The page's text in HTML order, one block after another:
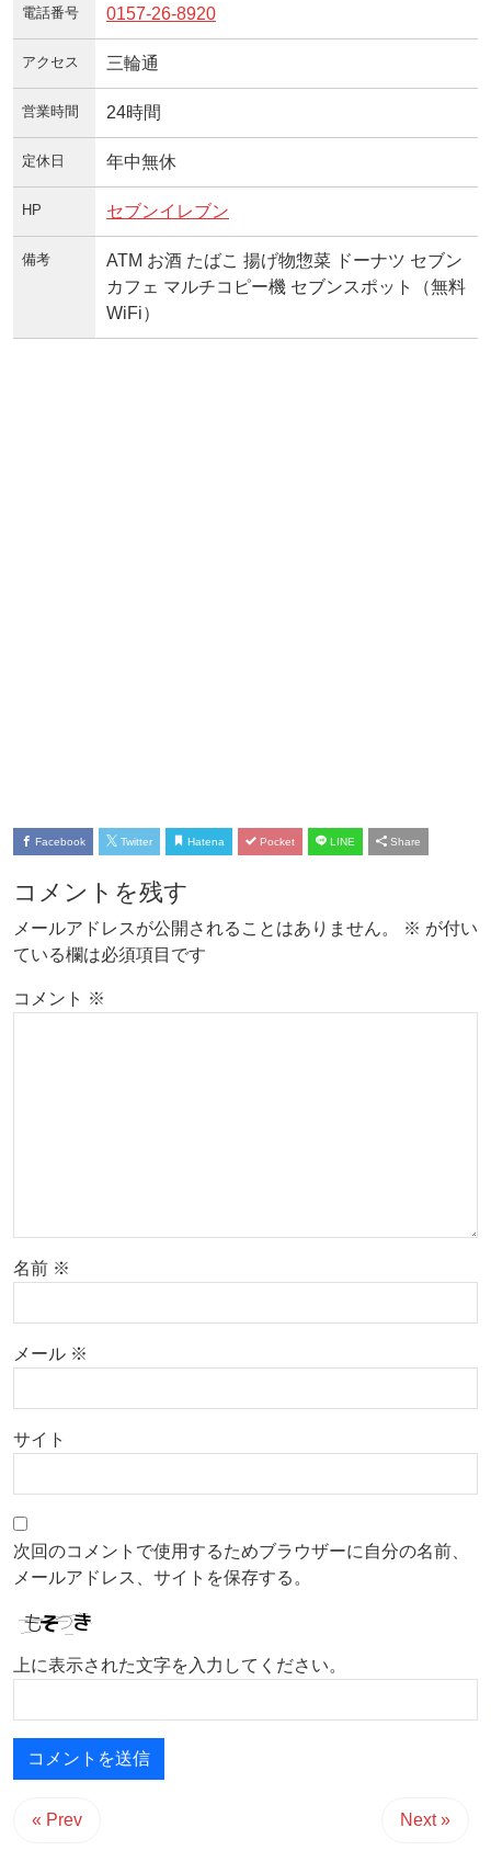
電話番号 0157-26-8920
アクセス 三輪通
営業時間 24時間
定休日 年中無休
HP セブンイレブン
備考
ATM お酒 たばこ 揚げ物惣菜 ドーナツ セブン
カフェ マルチコピー機 セブンスポット（無料
WiFi）
Facebook Twitter Hatena Pocket LINE Share
コメントを残す
メールアドレスが公開されることはありません。 ※ が付い
ている欄は必須項目です
コメント ※
名前 ※
メール ※
サイト
次回のコメントで使用するためブラウザーに自分の名前、
メールアドレス、サイトを保存する。
上に表示された文字を入力してください。
« Prev Next »